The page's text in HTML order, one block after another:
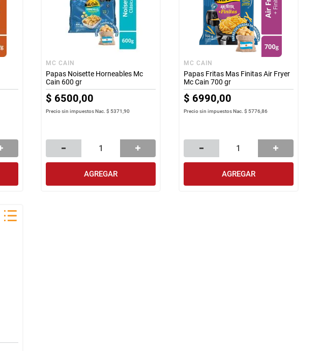
MC CAIN
Papas Noisette Horneables Mc
Cain 600 gr
$ 6500,00
Precio sin impuestos Nac.$ 5371,90
AGREGAR
MC CAIN
Papas Fritas Mas Finitas Air Fryer
Mc Cain 700 gr
$ 6990,00
Precio sin impuestos Nac. $ 5776,86
AGREGAR